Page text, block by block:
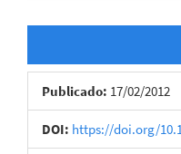
lateral
de
artigos
Publicado: 17/02/2012
DOI: https://doi.org/